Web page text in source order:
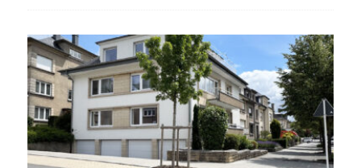
À PROPOS
CONTACT